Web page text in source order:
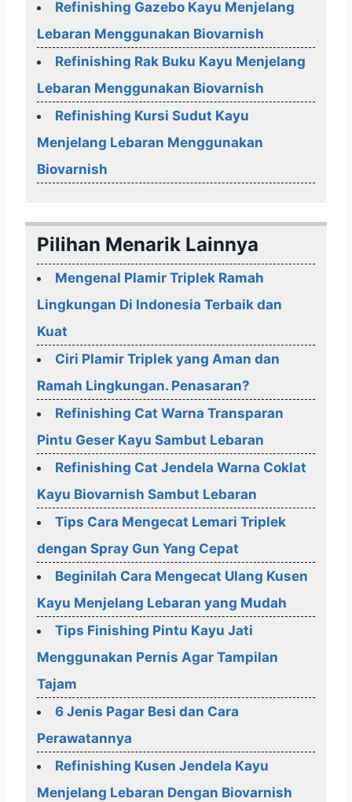
Refinishing Gazebo Kayu Menjelang
Lebaran Menggunakan Biovarnish
Refinishing Rak Buku Kayu Menjelang
Lebaran Menggunakan Biovarnish
Refinishing Kursi Sudut Kayu
Menjelang Lebaran Menggunakan
Biovarnish
Pilihan Menarik Lainnya
Mengenal Plamir Triplek Ramah
Lingkungan Di Indonesia Terbaik dan
Kuat
Ciri Plamir Triplek yang Aman dan
Ramah Lingkungan. Penasaran?
Refinishing Cat Warna Transparan
Pintu Geser Kayu Sambut Lebaran
Refinishing Cat Jendela Warna Coklat
Kayu Biovarnish Sambut Lebaran
Tips Cara Mengecat Lemari Triplek
dengan Spray Gun Yang Cepat
Beginilah Cara Mengecat Ulang Kusen
Kayu Menjelang Lebaran yang Mudah
Tips Finishing Pintu Kayu Jati
Menggunakan Pernis Agar Tampilan
Tajam
6 Jenis Pagar Besi dan Cara
Perawatannya
Refinishing Kusen Jendela Kayu
Menjelang Lebaran Dengan Biovarnish